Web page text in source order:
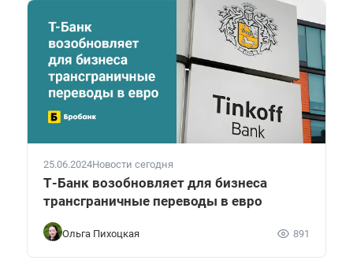
25.06.2024Новости сегодня
Т-Банк возобновляет для бизнеса
трансграничные переводы в евро
Ольга Пихоцкая 891